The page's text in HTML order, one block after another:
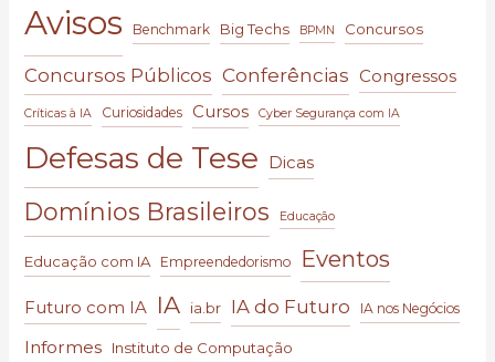
Avisos Benchmark Big Techs BPMN Concursos
Concursos Públicos Conferências Congressos
Críticas à IA Curiosidades Cursos Cyber Segurança com IA
Defesas de Tese Dicas
Domínios Brasileiros Educação
Educação com IA Empreendedorismo Eventos
Futuro com IA IA ia.br IA do Futuro IA nos Negócios
Informes Instituto de Computação